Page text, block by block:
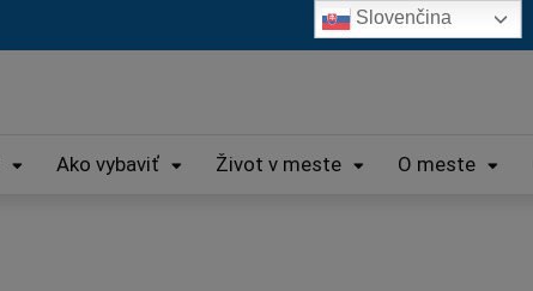
Ako vybaviť Život v meste O meste
Slovenčina